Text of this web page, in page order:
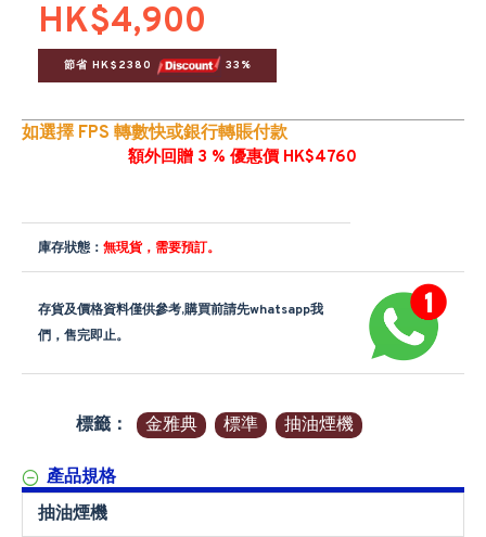
HK$4,900
節省 HK$2380 33%
如選擇 FPS 轉數快或銀行轉賬付款
額外回贈 3 % 優惠價 HK$4760
庫存狀態： 無現貨，需要預訂。
存貨及價格資料僅供參考,購買前請先whatsapp我
們，售完即止。
標籤： 金雅典 標準 抽油煙機
產品規格
抽油煙機